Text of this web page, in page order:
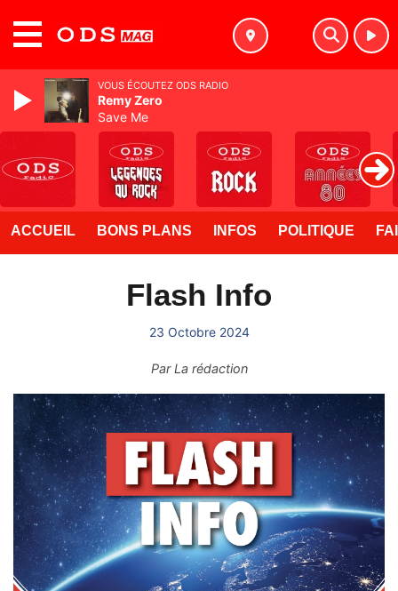
ACCUEIL BONS PLANS INFOS POLITIQUE
Flash Info
23 Octobre 2024
ParLa rédaction
VOUS ÉCOUTEZ ODS RADIO
Remy Zero
Save Me